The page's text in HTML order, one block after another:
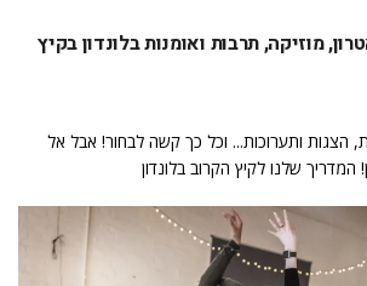
מוזיקה, תרבות ואומנות בלונדון בקיץ
הצגות ותערוכות... וכל כך קשה לבחור! אבל אל
שלנו לקיץ הקרוב בלונדון